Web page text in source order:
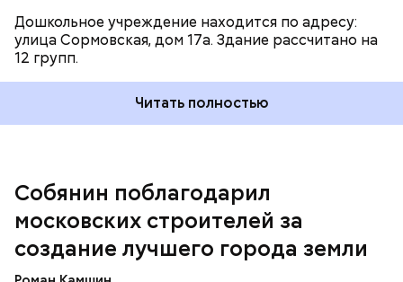
Дошкольное учреждение находится по адресу:
улица Сормовская, дом 17а. Здание рассчитано на
12 групп.
Читать полностью
Собянин поблагодарил
московских строителей за
создание лучшего города земли
Президент России Владимир Путин
профессиональным праздником. Российский лидер
поблагодарил строителей, которые работают в
необходимое для восстановления нормальной
жизни, проявляя мужество и самоотверженность.
Он пожелал сотрудникам строительной отрасли
новых успехов и свершений.